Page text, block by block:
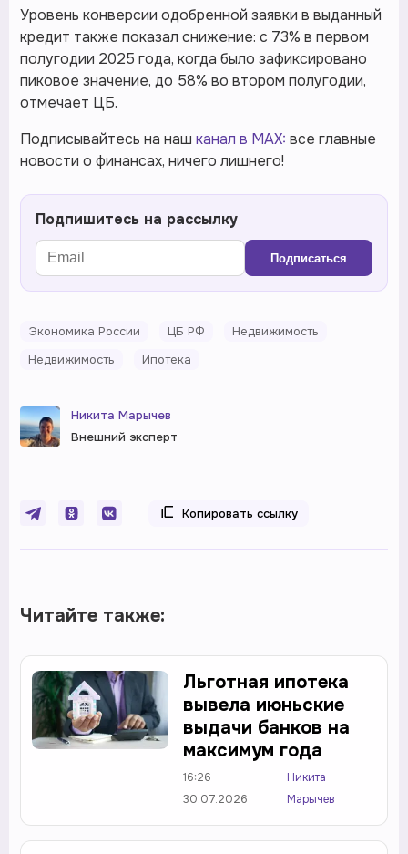
Уровень конверсии одобренной заявки в выданный
кредит также показал снижение: с 73% в первом
полугодии 2025 года, когда было зафиксировано
пиковое значение, до 58% во втором полугодии,
отмечает ЦБ.
Подписывайтесь на наш канал в MAX: все главные
новости о финансах, ничего лишнего!
Подпишитесь на рассылку
Подписаться
Экономика России ЦБ РФ
Недвижимость
Недвижимость
Ипотека
Никита Марычев
Внешний эксперт
Копировать ссылку
Читайте также:
Льготная ипотека
вывела июньские
выдачи банков на
максимум года
16:26
30.07.2026
Никита
Марычев